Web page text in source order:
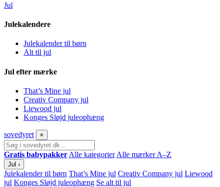
Jul
Julekalendere
Julekalender til børn
Alt til jul
Jul efter mærke
That’s Mine jul
Creativ Company jul
Liewood jul
Konges Sløjd juleophæng
sovedyret ×
Gratis babypakker Alle kategorier Alle mærker A–Z
Jul ›
Julekalender til børn That’s Mine jul Creativ Company jul Liewood
jul Konges Sløjd juleophæng Se alt til jul